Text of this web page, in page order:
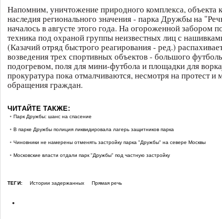
Напомним, уничтожение природного комплекса, объекта
наследия регионального значения - парка Дружбы на
началось в августе этого года. На огороженной забором
техника под охраной группы неизвестных лиц с
(Казачий отряд быстрого реагирования - ред.)
возведения трех спортивных объектов - большого
подогревом, поля для мини-футбола и площадки для
прокуратура пока отмалчиваются, несмотря на протест и
обращения граждан.
ЧИТАЙТЕ ТАКЖЕ:
Парк Дружбы: шанс на спасение
В парке Дружбы полиция ликвидировала лагерь защитников парка
Чиновники не намерены отменять застройку парка "Дружбы" на севере Москвы
Московские власти отдали парк "Дружбы" под частную застройку
ТЕГИ: Истории задержанных Прямая речь